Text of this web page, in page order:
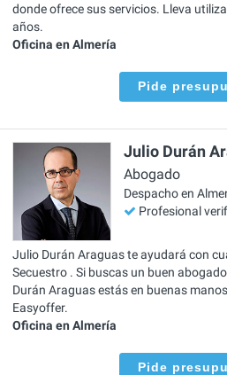
donde ofrece sus servicios. Lleva
años.
Oficina en Almería
Pide
Julio Durán
Abogado
Despacho en
Profesional
Julio Durán Araguas te ayudará con
Secuestro . Si buscas un buen
Durán Araguas estás en buenas
Easyoffer.
Oficina en Almería
Pide